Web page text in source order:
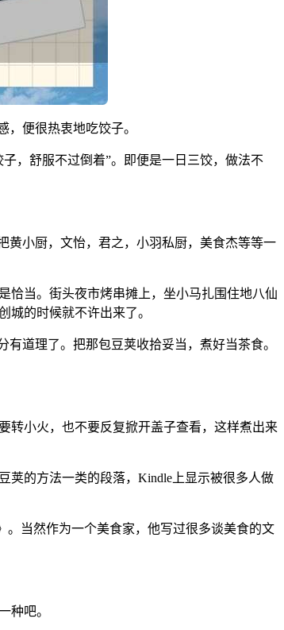
便很热衷地吃饺子。
，舒服不过倒着”。即便是一日三饺，做法不
黄小厨，文怡，君之，小羽私厨，美食杰等等一
恰当。街头夜市烤串摊上，坐小马扎围住地八仙
城的时候就不许出来了。
道理了。把那包豆荚收拾妥当，煮好当茶食。
转小火，也不要反复掀开盖子查看，这样煮出来
荚的方法一类的段落，Kindle上显示被很多人做
。当然作为一个美食家，他写过很多谈美食的文
种吧。